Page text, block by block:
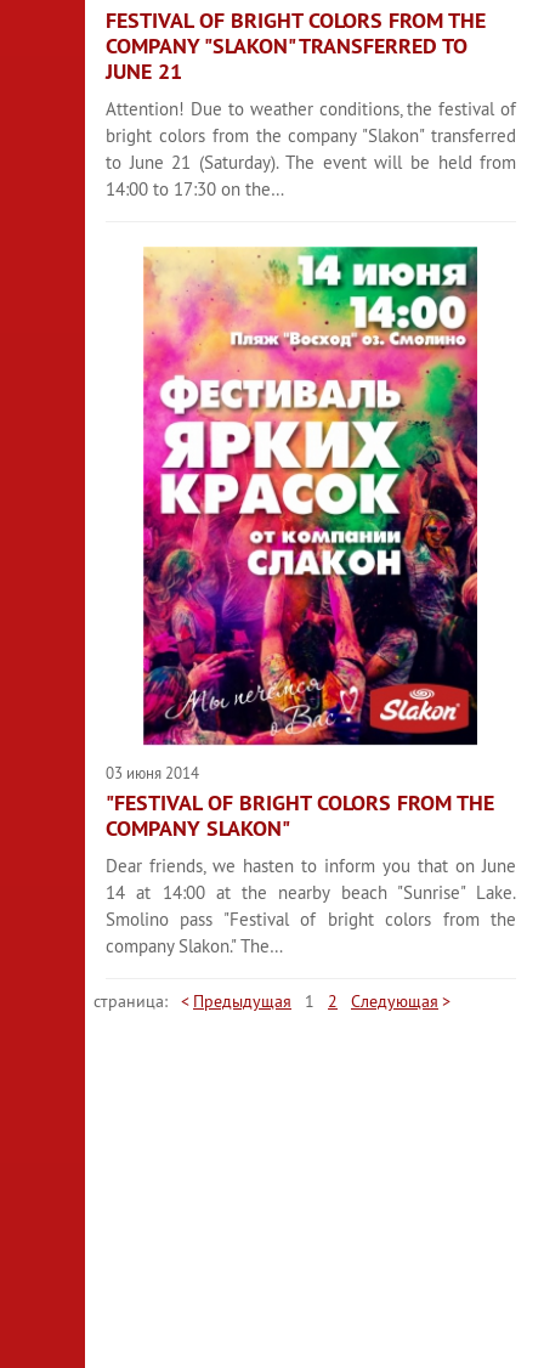
FESTIVAL OF BRIGHT COLORS FROM THE
COMPANY "SLAKON" TRANSFERRED TO
JUNE 21
Attention! Due to weather conditions, the festival of
bright colors from the company "Slakon" transferred
to June 21 (Saturday). The event will be held from
14:00 to 17:30 on the…
03 июня 2014
"FESTIVAL OF BRIGHT COLORS FROM THE
COMPANY SLAKON"
Dear friends, we hasten to inform you that on June
14 at 14:00 at the nearby beach "Sunrise" Lake.
Smolino pass "Festival of bright colors from the
company Slakon." The…
страница: Предыдущая 1 2 Следующая